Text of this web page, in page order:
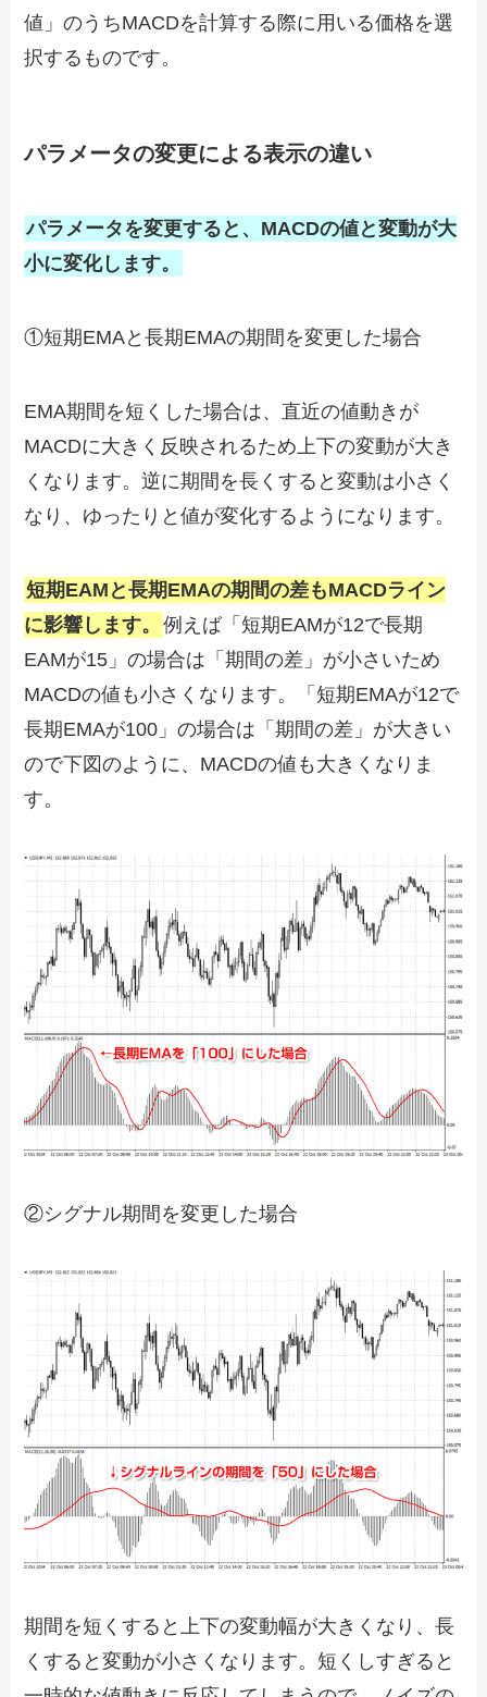
値」のうちMACDを計算する際に用いる価格を選
択するものです。
パラメータの変更による表示の違い
パラメータを変更すると、MACDの値と変動が大
小に変化します。
①短期EMAと長期EMAの期間を変更した場合
EMA期間を短くした場合は、直近の値動きが
MACDに大きく反映されるため上下の変動が大き
くなります。逆に期間を長くすると変動は小さく
なり、ゆったりと値が変化するようになります。
短期EAMと長期EMAの期間の差もMACDライン
に影響します。 例えば「短期EAMが12で長期
EAMが15」の場合は「期間の差」が小さいため
MACDの値も小さくなります。「短期EMAが12で
長期EMAが100」の場合は「期間の差」が大きい
ので下図のように、MACDの値も大きくなりま
す。
②シグナル期間を変更した場合
期間を短くすると上下の変動幅が大きくなり、長
くすると変動が小さくなります。短くしすぎると